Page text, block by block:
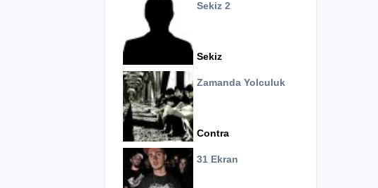
Sekiz 2
Sekiz
Zamanda Yolculuk
Contra
31 Ekran